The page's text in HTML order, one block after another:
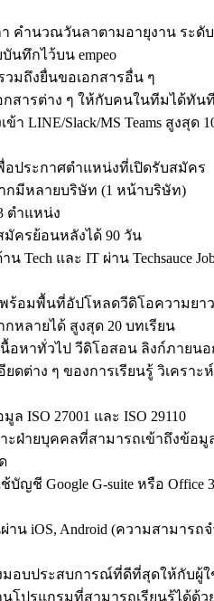
คำนวณวันลาตามอายุงาน ระดั
ทึกไว้บน empeo
มถึงยื่นขอเอกสารอื่น ๆ
สารต่าง ๆ ให้กับคนในทีมได้ทันที
า LINE/Slack/MS Teams สูงสุด
อประกาศตำแหน่งที่เปิดรับสมัคร
กมีหลายบริษัท (1 หน้าบริษัท)
ตำแหน่ง
มัครย้อนหลังได้ 90 วัน
และ IT ผ่าน Techsauce
ร้อมพื้นที่อัปโหลดวีดิโอความยา
หลายได้ สูงสุด 20 บทเรียน
อหาทั่วไป วีดิโอสอน ลิงก์ภายนอ
ดต่าง ๆ ของการเรียนรู้ วิเคราะ
ISO 27001 และ ISO 29110
ฝ่ายบุคคลที่สามารถเข้าถึงข้อมู
บัญชี Google G-suite หรือ Office
าน iOS, Android (ความสามารถ
อบประสบการณ์ที่ดีที่สุดให้กับผู้ใ
โปรแกรมที่สามารถเรียนรู้ได้ด้ว